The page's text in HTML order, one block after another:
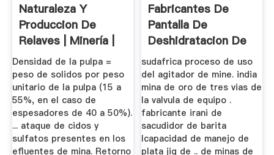
Naturaleza Y
Produccion De
Relaves | Minería |
Minerales
Densidad de la pulpa =
peso de solidos por peso
unitario de la pulpa (15 a
55%, en el caso de
espesadores de 40 a 50%).
... ataque de cidos y
sulfatos presentes en los
efluentes de mina. Retorno
Fabricantes De
Pantalla De
Deshidratacion De
Mina De Oro Irani
sudafrica proceso de uso
del agitador de mine. india
mina de oro de tres vias de
la valvula de equipo .
fabricante irani de
sacudidor de barita
lcapacidad de manejo de
plata jig de .. de minas de